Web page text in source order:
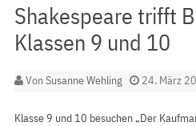
Shakespeare trifft
Klassen 9 und 10
VonSusanne Wehling 24. März
Klasse 9 und 10 besuchen „Der